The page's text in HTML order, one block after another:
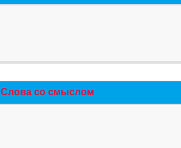
Слова со смыслом